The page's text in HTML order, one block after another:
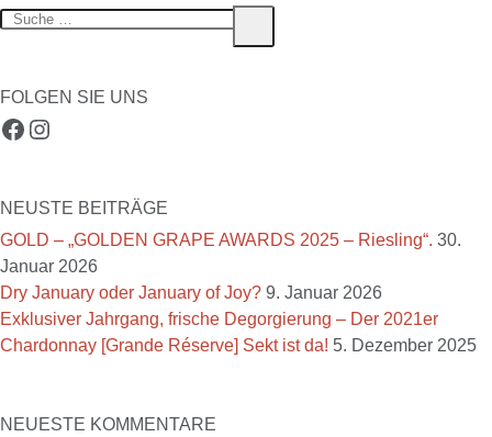
Suche
FOLGEN SIE UNS
Facebook
Instagram
NEUSTE BEITRÄGE
GOLD – „GOLDEN GRAPE AWARDS 2025 – Riesling“. 30.
Januar 2026
Dry January oder January of Joy? 9. Januar 2026
Exklusiver Jahrgang, frische Degorgierung – Der 2021er
Chardonnay [Grande Réserve] Sekt ist da! 5. Dezember 2025
NEUESTE KOMMENTARE